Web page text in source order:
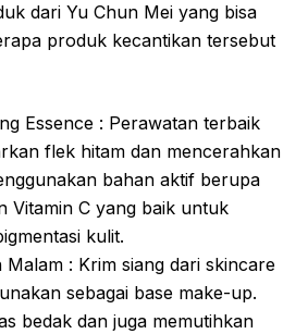
dari Yu Chun Mei yang bisa
produk kecantikan tersebut
Essence : Perawatan terbaik
flek hitam dan mencerahkan
bahan aktif berupa
Vitamin C yang baik untuk
kulit.
Malam : Krim siang dari skincare
sebagai base make-up.
bedak dan juga memutihkan